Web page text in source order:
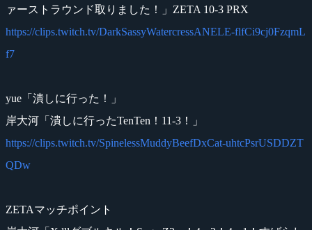
ァーストラウンド取りました！」ZETA 10-3 PRX
https://clips.twitch.tv/DarkSassyWatercressANELE-flfCi9cj0FzqmL
f7
yue「潰しに行った！」
岸大河「潰しに行ったTenTen！11-3！」
https://clips.twitch.tv/SpinelessMuddyBeefDxCat-uhtcPsrUSDDZT
QDw
ZETAマッチポイント